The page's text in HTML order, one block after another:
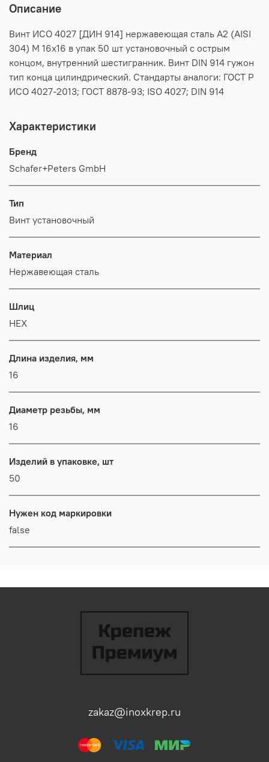
Описание
Винт ИСО 4027 [ДИН 914] нержавеющая сталь А2 (AISI
304) M 16х16 в упак 50 шт установочный с острым
концом, внутренний шестигранник. Винт DIN 914 гужон
тип конца цилиндрический. Стандарты аналоги: ГОСТ Р
ИСО 4027-2013; ГОСТ 8878-93; ISO 4027; DIN 914
Характеристики
Бренд
Schafer+Peters GmbH
Тип
Винт установочный
Материал
Нержавеющая сталь
Шлиц
HEX
Длина изделия, мм
16
Диаметр резьбы, мм
16
Изделий в упаковке, шт
50
Нужен код маркировки
false
zakaz@inoxkrep.ru